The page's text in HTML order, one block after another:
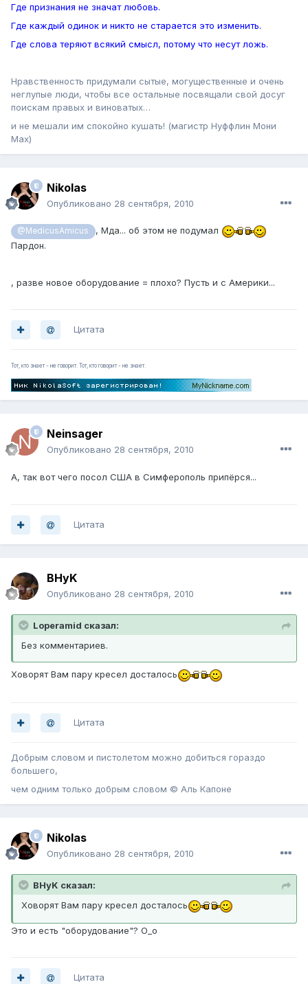
Где признания не значат любовь.
Где каждый одинок и никто не старается это изменить.
Где слова теряют всякий смысл, потому что несут ложь.
Нравственность придумали сытые, могущественные и очень
неглупые люди, чтобы все остальные посвящали свой досуг
поискам правых и виноватых…
и не мешали им спокойно кушать! (магистр Нуффлин Мони
Мах)
Nikolas
Опубликовано 28 сентября, 2010
@MedicusAmicus
, Мда... об этом не подумал
Пардон.
, разве новое оборудование = плохо? Пусть и с Америки...
Цитата
Тот, кто знает - не говорит. Тот, кто говорит - не знает.
Neinsager
Опубликовано 28 сентября, 2010
А, так вот чего посол США в Симферополь припёрся...
Цитата
BHyK
Опубликовано 28 сентября, 2010
Loperamid сказал:
Без комментариев.
Ховорят Вам пару кресел досталось
Цитата
Добрым словом и пистолетом можно добиться гораздо
большего,
чем одним только добрым словом © Аль Капоне
Nikolas
Опубликовано 28 сентября, 2010
BHyK сказал:
Ховорят Вам пару кресел досталось
Это и есть "оборудование"? О_о
Цитата